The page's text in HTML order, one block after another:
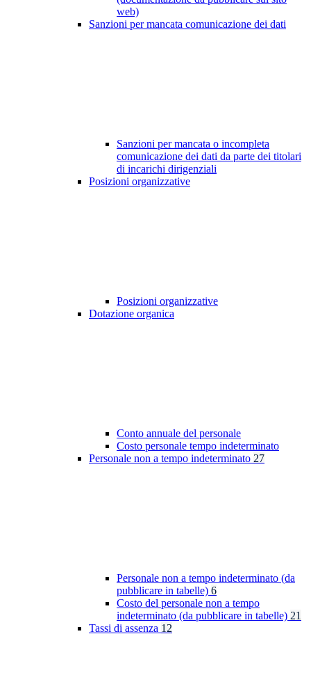
web)
Sanzioni per mancata comunicazione dei dati
Sanzioni per mancata o incompleta
comunicazione dei dati da parte dei titolari
di incarichi dirigenziali
Posizioni organizzative
Posizioni organizzative
Dotazione organica
Conto annuale del personale
Costo personale tempo indeterminato
Personale non a tempo indeterminato 27
Personale non a tempo indeterminato (da
pubblicare in tabelle) 6
Costo del personale non a tempo
indeterminato (da pubblicare in tabelle) 21
Tassi di assenza 12